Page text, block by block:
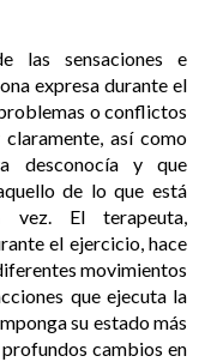
las sensaciones e
expresa durante el
o conflictos
así como
desconocía y que
de lo que está
vez. El terapeuta,
el ejercicio, hace
movimientos
que ejecuta la
su estado más
cambios en